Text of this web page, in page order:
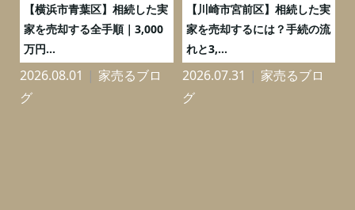
【横浜市青葉区】相続した実
家を売却する全手順｜3,000
万円...
2026.08.01
家売るブロ
グ
【川崎市宮前区】相続した実
家を売却するには？手続の流
れと3,...
2026.07.31
家売るブロ
グ